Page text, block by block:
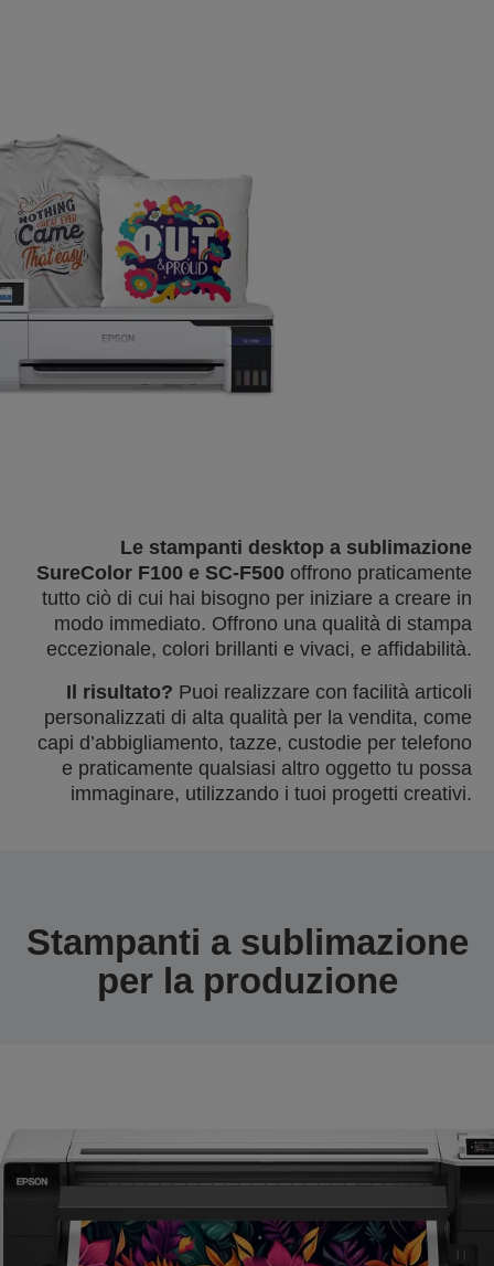
Le stampanti desktop a sublimazione
SureColor F100 e SC-F500 offrono praticamente
tutto ciò di cui hai bisogno per iniziare a creare in
modo immediato. Offrono una qualità di stampa
eccezionale, colori brillanti e vivaci, e affidabilità.
Il risultato? Puoi realizzare con facilità articoli
personalizzati di alta qualità per la vendita, come
capi d’abbigliamento, tazze, custodie per telefono
e praticamente qualsiasi altro oggetto tu possa
immaginare, utilizzando i tuoi progetti creativi.
Stampanti a sublimazione
per la produzione